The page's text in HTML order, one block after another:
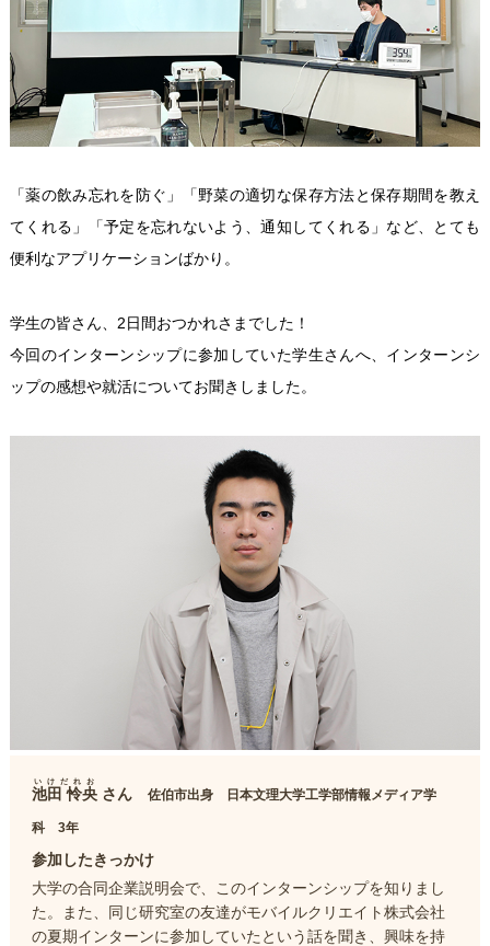
「薬の飲み忘れを防ぐ」「野菜の適切な保存方法と保存期間を教え
てくれる」「予定を忘れないよう、通知してくれる」など、とても
便利なアプリケーションばかり。
学生の皆さん、2日間おつかれさまでした！
今回のインターンシップに参加していた学生さんへ、インターンシ
ップの感想や就活についてお聞きしました。
池田 怜央
いけだれお
さん 佐伯市出身 日本文理大学工学部情報メディア学
科 3年
参加したきっかけ
大学の合同企業説明会で、このインターンシップを知りまし
た。また、同じ研究室の友達がモバイルクリエイト株式会社
の夏期インターンに参加していたという話を聞き、興味を持